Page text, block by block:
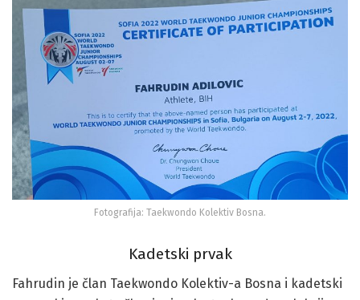
Fotografija: Taekwondo Kolektiv Bosna.
Kadetski prvak
Fahrudin je član Taekwondo Kolektiv-a Bosna i kadetski